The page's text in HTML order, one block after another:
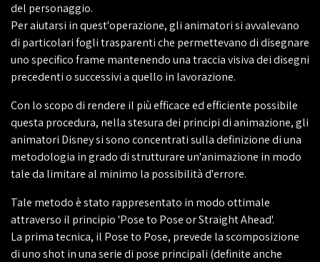
del personaggio.
Per aiutarsi in quest'operazione, gli animatori si avvalevano
di particolari fogli trasparenti che permettevano di disegnare
uno specifico frame mantenendo una traccia visiva dei disegni
precedenti o successivi a quello in lavorazione.
Con lo scopo di rendere il più efficace ed efficiente possibile
questa procedura, nella stesura dei principi di animazione, gli
animatori Disney si sono concentrati sulla definizione di una
metodologia in grado di strutturare un'animazione in modo
tale da limitare al minimo la possibilità d'errore.
Tale metodo è stato rappresentato in modo ottimale
attraverso il principio 'Pose to Pose or Straight Ahead'.
La prima tecnica, il Pose to Pose, prevede la scomposizione
di uno shot in una serie di pose principali (definite anche